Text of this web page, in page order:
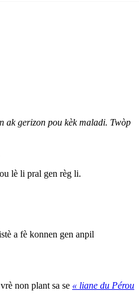
ak gerizon pou kèk maladi. Twòp
lè li pral gen règ li.
a fè konnen gen anpil
non plant sa se « liane du Pérou